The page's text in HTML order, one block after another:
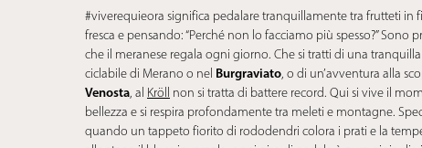
#viverequieora significa pedalare tranquillamente tra frutteti in
fresca e pensando: “Perché non lo facciamo più spesso?” Sono
che il meranese regala ogni giorno. Che si tratti di una
ciclabile di Merano o nel Burgraviato, o di un’avventura alla
Venosta, al Kröll
non si tratta di battere record. Qui si vive il
bellezza e si respira profondamente tra meleti e montagne.
quando un tappeto fiorito di rododendri colora i prati e la